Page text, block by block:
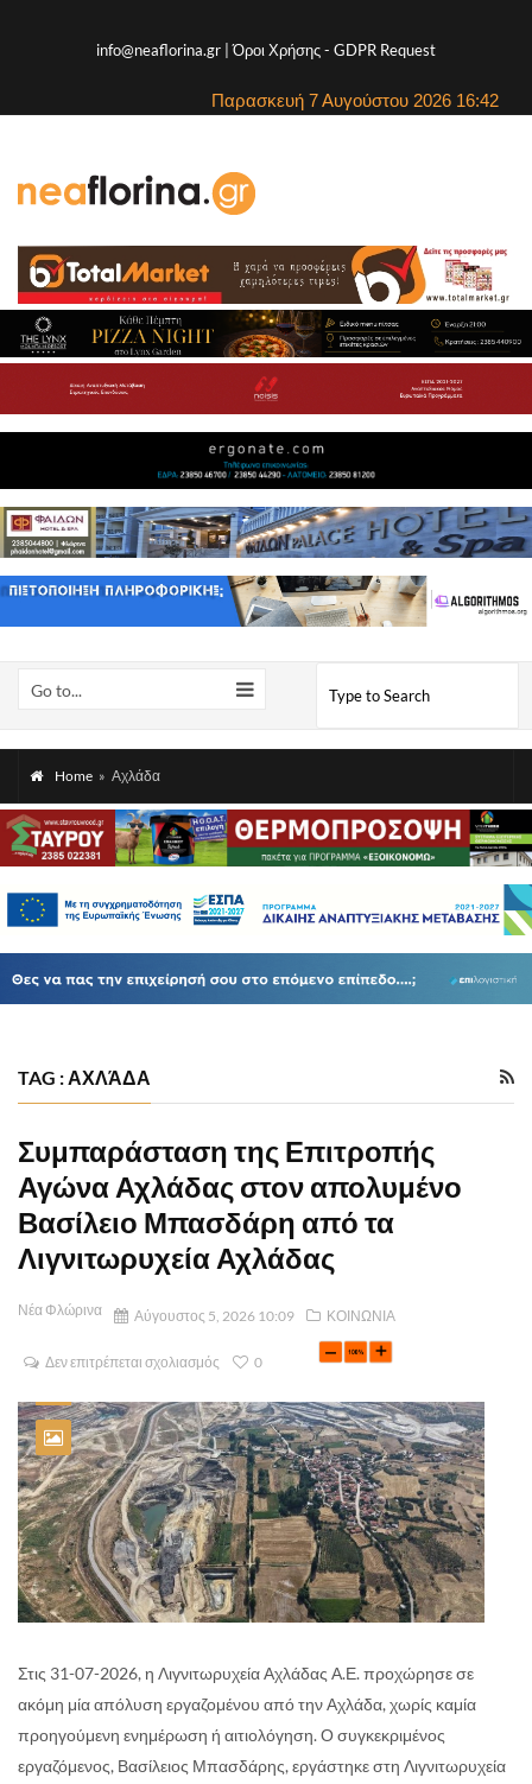
info@neaflorina.gr |Όροι Χρήσης- GDPR Request
Παρασκευή 7 Αυγούστου 2026 16:42
Go to...
Home » Αχλάδα
TAG : ΑΧΛΆΔΑ
Συμπαράσταση της Επιτροπής
Αγώνα Αχλάδας στον απολυμένο
Βασίλειο Μπασδάρη από τα
Λιγνιτωρυχεία Αχλάδας
Νέα Φλώρινα Αύγουστος 5, 2026 10:09 ΚΟΙΝΩΝΙΑ
Δεν επιτρέπεται σχολιασμός 0
Στις 31-07-2026, η Λιγνιτωρυχεία Αχλάδας Α.Ε. προχώρησε σε
ακόμη μία απόλυση εργαζομένου από την Αχλάδα, χωρίς καμία
προηγούμενη ενημέρωση ή αιτιολόγηση. Ο συγκεκριμένος
εργαζόμενος, Βασίλειος Μπασδάρης, εργάστηκε στη Λιγνιτωρυχεία